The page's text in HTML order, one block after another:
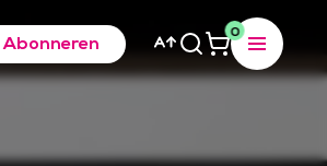
Abonneren
0